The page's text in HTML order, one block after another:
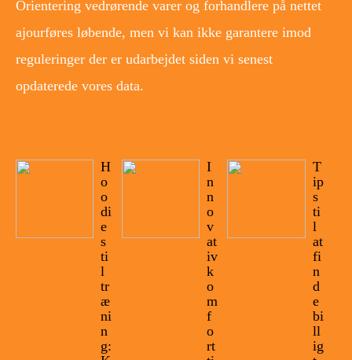
Orientering vedrørende varer og forhandlere på nettet
ajourføres løbende, men vi kan ikke garantere imod
reguleringer der er udarbejdet siden vi senest
opdaterede vores data.
H
o
o
di
e
s
ti
l
tr
æ
ni
n
g:
I
n
n
o
v
at
iv
k
o
m
f
o
rt
T
ip
s
ti
l
at
fi
n
d
e
bi
ll
ig